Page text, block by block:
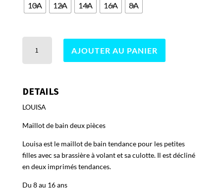
10A 12A 14A 16A 8A
Louisa
AJOUTER AU PANIER
DETAILS
LOUISA
Maillot de bain deux pièces
Louisa est le maillot de bain tendance pour les petites
filles avec sa brassière à volant et sa culotte. Il est décliné
en deux imprimés tendances.
Du 8 au 16 ans